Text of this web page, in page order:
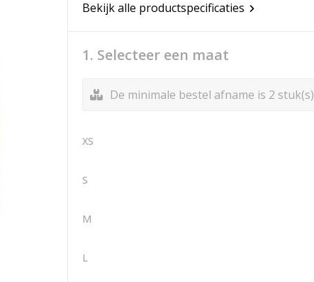
Bekijk alle productspecificaties
1. Selecteer een maat
De minimale bestel afname is 2 stuk(s)
XS
S
M
L